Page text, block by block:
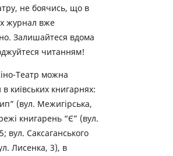
не боячись, що в
журнал вже
Залишайтеся вдома
читанням!
Театр можна
київських книгарнях:
(вул. Межигірська,
книгарень “Є” (вул.
вул. Саксаганського
Лисенка, 3), в